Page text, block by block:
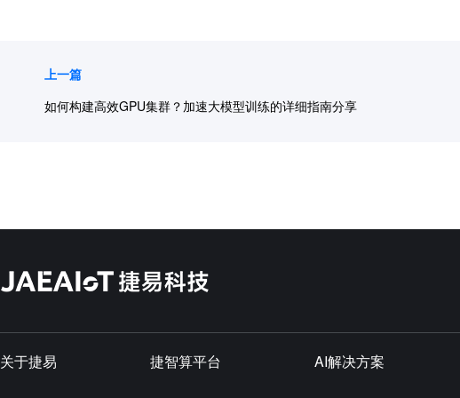
上一篇
如何构建高效GPU集群？加速大模型训练的详细指南分享
关于捷易 捷智算平台 AI解决方案